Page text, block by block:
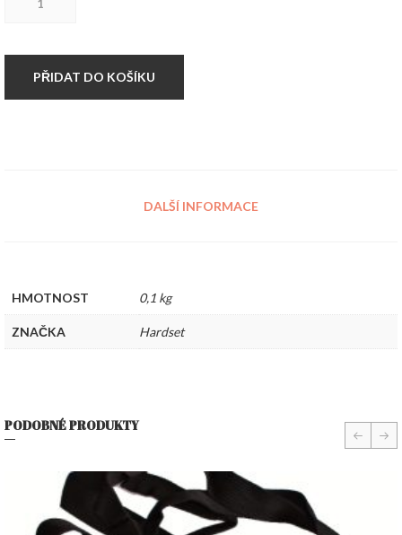
Hardset
PŘIDAT DO KOŠÍKU
DALŠÍ INFORMACE
HMOTNOST 0,1 kg
ZNAČKA Hardset
PODOBNÉ PRODUKTY prev